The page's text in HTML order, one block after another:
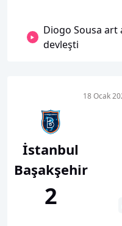
Diogo Sousa
devleşti
İstanbul
Başakşehir
2
18 Ocak